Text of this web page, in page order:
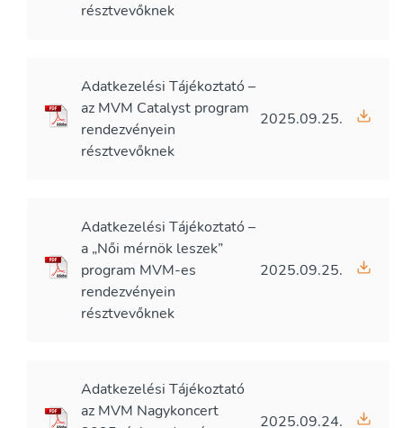
résztvevőknek
Adatkezelési Tájékoztató –
az MVM Catalyst program
rendezvényein
résztvevőknek
2025.09.25.
Adatkezelési Tájékoztató –
a „Női mérnök leszek”
program MVM-es
rendezvényein
résztvevőknek
2025.09.25.
Adatkezelési Tájékoztató
az MVM Nagykoncert
2025.09.24.